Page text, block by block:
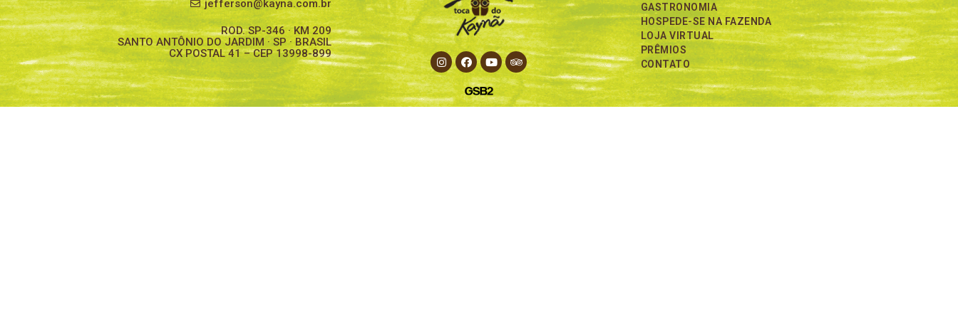
jefferson@kayna.com.br
ROD. SP-346 · KM 209
SANTO ANTÔNIO DO JARDIM · SP · BRASIL
CX POSTAL 41 – CEP 13998-899
GASTRONOMIA
HOSPEDE-SE NA FAZENDA
LOJA VIRTUAL
PRÊMIOS
CONTATO